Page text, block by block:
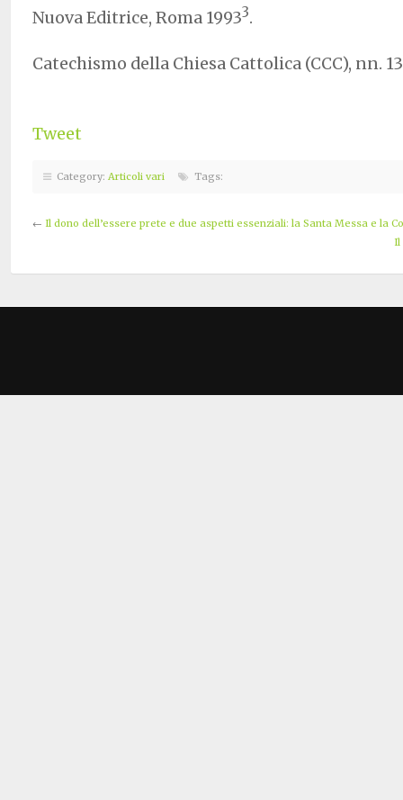
Nuova Editrice, Roma 19933.
Catechismo della Chiesa Cattolica (CCC), nn.
Tweet
Category: Articoli vari Tags:
← Il dono dell’essere prete e due aspetti essenziali: la Santa Messa e la
Il